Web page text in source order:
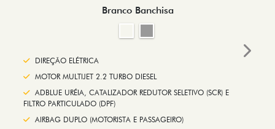
Branco Banchisa
DIREÇÃO ELÉTRICA
MOTOR MULTIJET 2.2 TURBO DIESEL
ADBLUE URÉIA, CATALIZADOR REDUTOR SELETIVO (SCR) E
FILTRO PARTICULADO (DPF)
AIRBAG DUPLO (MOTORISTA E PASSAGEIRO)
Next